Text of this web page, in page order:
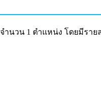
จำนวน 1 ตำแหน่ง โดยมีราย